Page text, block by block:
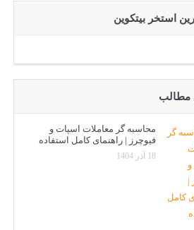
استخر بیتکوین
مطالب
محاسبه گر معاملات اسپات و
فیوچرز | راهنمای کامل استفاده
18 آذر 1404